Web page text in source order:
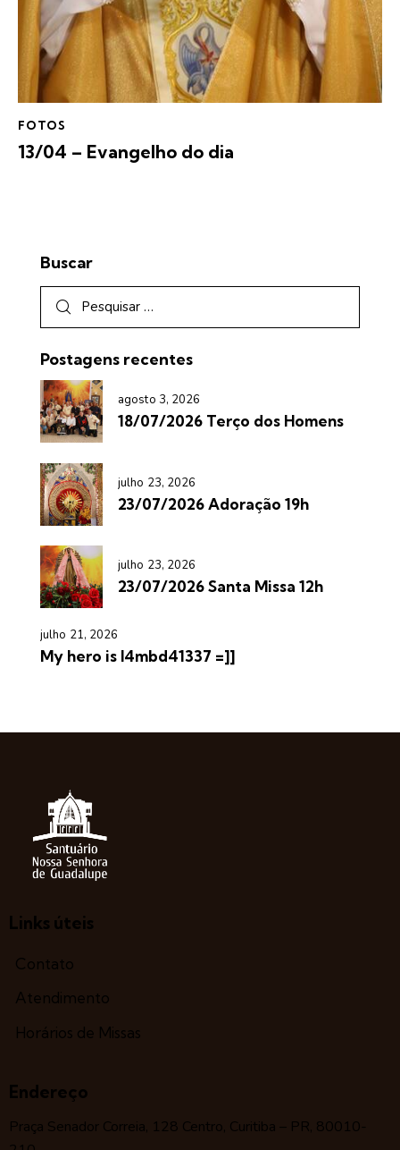
FOTOS
13/04 – Evangelho do dia
Buscar
Postagens recentes
agosto 3, 2026
18/07/2026 Terço dos Homens
julho 23, 2026
23/07/2026 Adoração 19h
julho 23, 2026
23/07/2026 Santa Missa 12h
julho 21, 2026
My hero is l4mbd41337 =]]
Links úteis
Contato
Atendimento
Horários de Missas
Endereço
Praça Senador Correia, 128 Centro, Curitiba – PR, 80010-